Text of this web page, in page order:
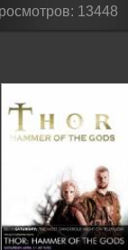
13448